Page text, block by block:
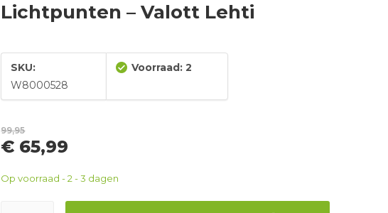
Lichtpunten – Valott Lehti
SKU:
W8000528
Voorraad: 2
99,95
€ 65,99
Op voorraad - 2 - 3 dagen